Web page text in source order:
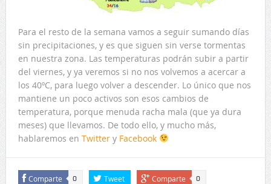
Para el resto de la semana vamos a seguir sumando días
sin precipitaciones, y es que siguen sin verse tormentas
en nuestra zona. Las temperaturas podrán subir a partir
del viernes, y ya veremos si no nos volvemos a acercar a
los 40ºC, para luego volver a descender. Lo único que nos
mantiene un poco activos son esos cambios de
temperatura, porque menuda racha mala (que ya dura
meses) que llevamos. De todo ello, y mucho más,
hablaremos en Twittery Facebook
Comparte 0 Tweet Comparte 0